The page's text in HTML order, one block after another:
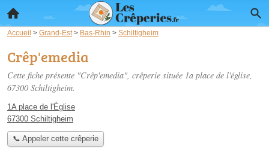
Accueil > Grand-Est > Bas-Rhin > Schiltigheim
Crêp'emedia
Cette fiche présente "Crêp'emedia", crêperie située 1a place de l'église,
67300 Schiltigheim.
1A place de l'Église
67300 Schiltigheim
📞 Appeler cette crêperie